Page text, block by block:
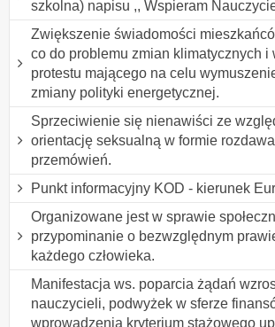
szkolna) napisu ,, Wspieram
Zwiększenie świadomości
co do problemu zmian klimatycznych i
protestu mającego na celu
zmiany polityki energetycznej.
Sprzeciwienie się nienawiści ze
orientację seksualną w formie
przemówień.
Punkt informacyjny KOD - kierunek
Organizowane jest w sprawie
przypominanie o bezwzględnym
każdego człowieka.
Manifestacja ws. poparcia żądań
nauczycieli, podwyżek w sferze
wprowadzenia kryterium stażowego